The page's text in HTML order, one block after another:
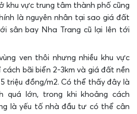
khu vực trung tâm thành phố cũng
là nguyên nhân tại sao giá đất
sân bay Nha Trang cũ lại lên tới
ven thôi nhưng nhiều khu vực
cách bãi biển 2-3km và giá đất nền
triệu đồng/m2. Có thể thấy đây là
quá lớn, trong khi khoảng cách
là yếu tố nhà đầu tư có thể cân